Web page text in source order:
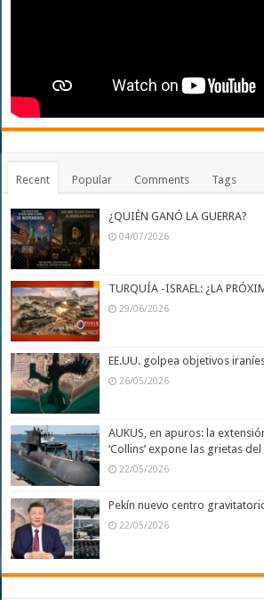
Recent Popular Comments Tags
¿QUIÉN GANÓ LA GUERRA?
04/07/2026
TURQUÍA -ISRAEL: ¿LA
29/06/2026
EE.UU. golpea objetivos
26/05/2026
AUKUS, en apuros: la
‘Collins’ expone las grietas
22/05/2026
Pekín nuevo centro
22/05/2026